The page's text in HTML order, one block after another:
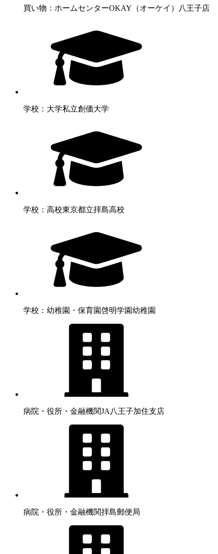
買い物：ホームセンターOKAY（オーケイ）八王子店
学校：大学私立創価大学
学校：高校東京都立拝島高校
学校：幼稚園・保育園啓明学園幼稚園
病院・役所・金融機関JA八王子加住支店
病院・役所・金融機関拝島郵便局